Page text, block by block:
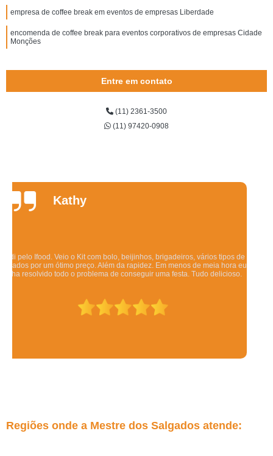
empresa de coffee break em eventos de empresas Liberdade
encomenda de coffee break para eventos corporativos de empresas Cidade
Monções
Entre em contato
(11) 2361-3500
(11) 97420-0908
Os salgadinhos são maravilhosos. Dizem pra esquentar no forno mas eu
esquento no microondas pra ser rápido e mesmo assim ficam deliciosos.
Todo mundo q comeu gostou.
Regiões onde a Mestre dos Salgados atende: